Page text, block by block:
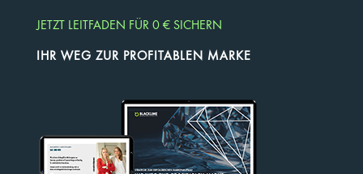
JETZT LEITFADEN FÜR 0 € SICHERN
IHR WEG ZUR PROFITABLEN MARKE